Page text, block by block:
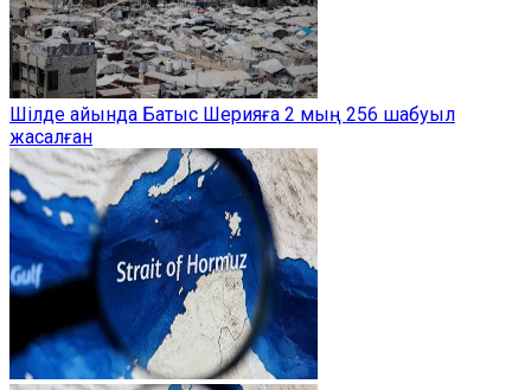
Шілде айында Батыс Шерияға 2 мың 256 шабуыл
жасалған